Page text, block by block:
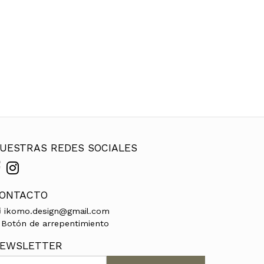
REDES SOCIALES
ikomo.design@gmail.com
Botón de arrepentimiento